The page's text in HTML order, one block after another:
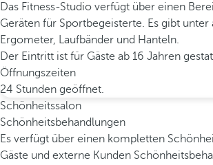
Das Fitness-Studio verfügt über einen
Geräten für Sportbegeisterte. Es gibt unter
Ergometer, Laufbänder und Hanteln.
Der Eintritt ist für Gäste ab 16 Jahren
Öffnungszeiten
24 Stunden geöffnet.
Schönheitssalon
Schönheitsbehandlungen
Es verfügt über einen kompletten
Gäste und externe Kunden